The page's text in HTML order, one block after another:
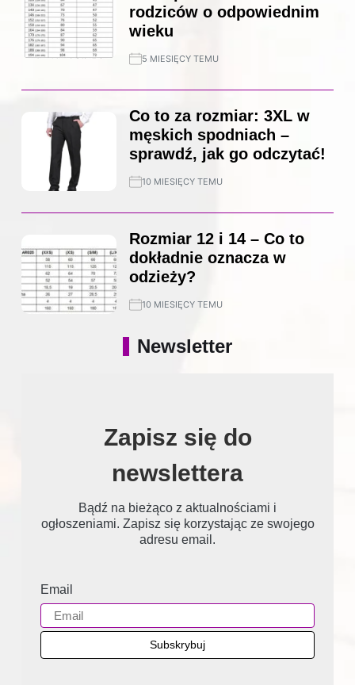
rodziców o odpowiednim
wieku
5 MIESIĘCY TEMU
Co to za rozmiar: 3XL w
męskich spodniach –
sprawdź, jak go odczytać!
10 MIESIĘCY TEMU
Rozmiar 12 i 14 – Co to
dokładnie oznacza w
odzieży?
10 MIESIĘCY TEMU
Newsletter
Zapisz się do
newslettera
Bądź na bieżąco z aktualnościami i
ogłoszeniami. Zapisz się korzystając ze swojego
adresu email.
Email